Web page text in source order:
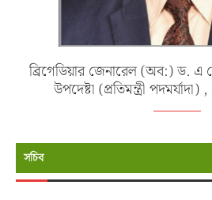
ব্রিগেডিয়ার জেনারেল (অব:) ড.
উপদেষ্টা (প্রতিমন্ত্রী পদমর্যাদা)
সচিব